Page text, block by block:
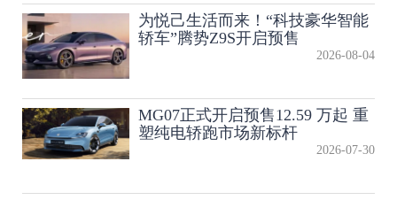
为悦己生活而来！“科技豪华智能
轿车”腾势Z9S开启预售
2026-08-04
MG07正式开启预售12.59 万起 重
塑纯电轿跑市场新标杆
2026-07-30